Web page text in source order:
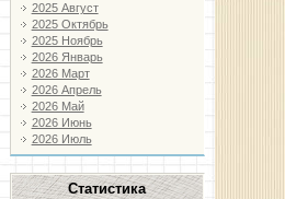
2025 Август
2025 Октябрь
2025 Ноябрь
2026 Январь
2026 Март
2026 Апрель
2026 Май
2026 Июнь
2026 Июль
Статистика